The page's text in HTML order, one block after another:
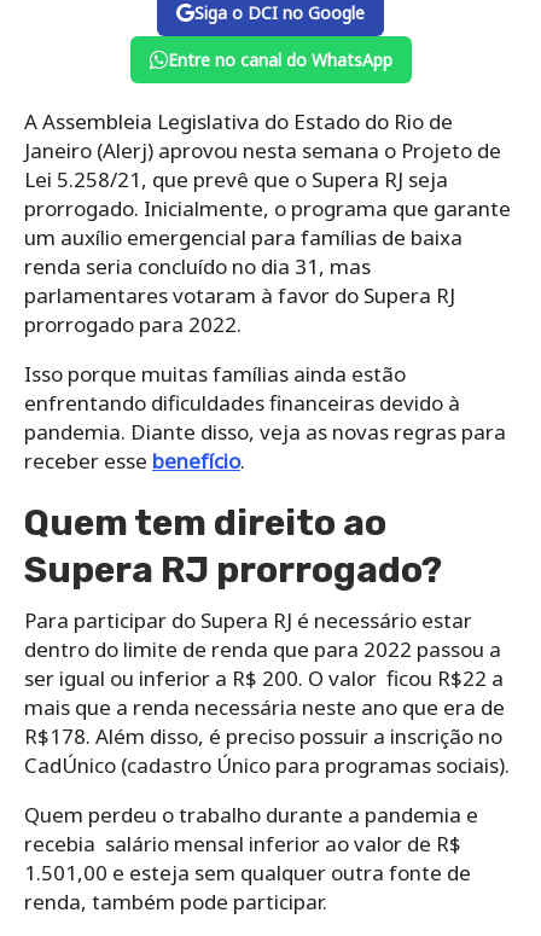
Siga o DCI no Google
Entre no canal do WhatsApp
A Assembleia Legislativa do Estado do Rio de
Janeiro (Alerj) aprovou nesta semana o Projeto de
Lei 5.258/21, que prevê que o Supera RJ seja
prorrogado. Inicialmente, o programa que garante
um auxílio emergencial para famílias de baixa
renda seria concluído no dia 31, mas
parlamentares votaram à favor do Supera RJ
prorrogado para 2022.
Isso porque muitas famílias ainda estão
enfrentando dificuldades financeiras devido à
pandemia. Diante disso, veja as novas regras para
receber esse benefício.
Quem tem direito ao
Supera RJ prorrogado?
Para participar do Supera RJ é necessário estar
dentro do limite de renda que para 2022 passou a
ser igual ou inferior a R$ 200. O valor ficou R$22 a
mais que a renda necessária neste ano que era de
R$178. Além disso, é preciso possuir a inscrição no
CadÚnico (cadastro Único para programas sociais).
Quem perdeu o trabalho durante a pandemia e
recebia salário mensal inferior ao valor de R$
1.501,00 e esteja sem qualquer outra fonte de
renda, também pode participar.